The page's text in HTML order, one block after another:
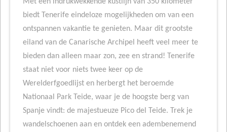
biedt Tenerife eindeloze mogelijkheden om van een
ontspannen vakantie te genieten. Maar dit grootste
eiland van de Canarische Archipel heeft veel meer te
bieden dan alleen maar zon, zee en strand! Tenerife
staat niet voor niets twee keer op de
Werelderfgoedlijst en herbergt het beroemde
Nationaal Park Teide, waar je de hoogste berg van
Spanje vindt: de majestueuze Pico del Teide. Trek je
wandelschoenen aan en ontdek een adembenemend